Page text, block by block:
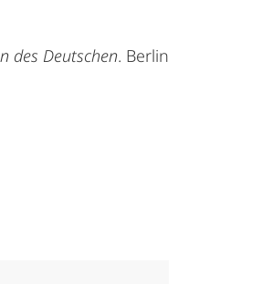
des Deutschen. Berlin